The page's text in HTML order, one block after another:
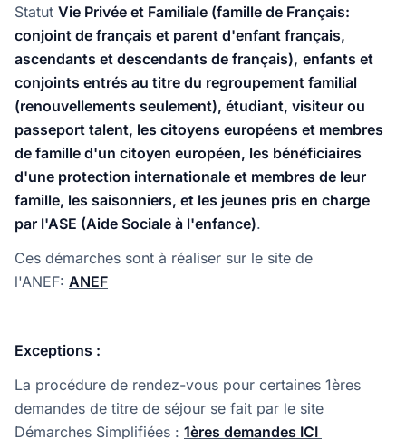
Statut Vie Privée et Familiale (famille de Français:
conjoint de français et parent d'enfant français,
ascendants et descendants de français), enfants et
conjoints entrés au titre du regroupement familial
(renouvellements seulement), étudiant, visiteur ou
passeport talent, les citoyens européens et membres
de famille d'un citoyen européen, les bénéficiaires
d'une protection internationale et membres de leur
famille, les saisonniers, et les jeunes pris en charge
par l'ASE (Aide Sociale à l'enfance).
Ces démarches sont à réaliser sur le site de
l'ANEF: ANEF
Exceptions :
La procédure de rendez-vous pour certaines 1ères
demandes de titre de séjour se fait par le site
Démarches Simplifiées : 1ères demandes ICI